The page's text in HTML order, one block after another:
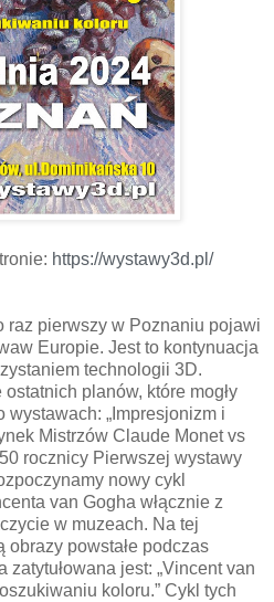
https://wystawy3d.pl/
raz pierwszy w Poznaniu pojawi
Europie. Jest to kontynuacja
technologii 3D.
planów, które mogły
„Impresjonizm i
Mistrzów Claude Monet vs
rocznicy Pierwszej wystawy
nowy cykl
van Gogha włącznie z
w muzeach. Na tej
powstałe podczas
jest: „Vincent van
koloru.” Cykl tych